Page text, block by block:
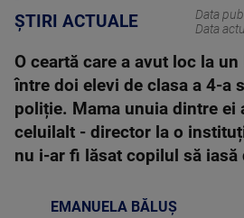
ȘTIRI ACTUALE Data
Data
O ceartă care a avut loc la
între doi elevi de clasa a 4-a
poliție. Mama unuia dintre ei
celuilalt - director la o
nu i-ar fi lăsat copilul să iasă
EMANUELA BĂLUȘ